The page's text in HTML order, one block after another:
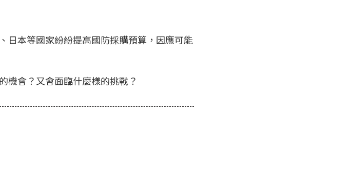
日本等國家紛紛提高國防採購預算，因應可能
機會？又會面臨什麼樣的挑戰？